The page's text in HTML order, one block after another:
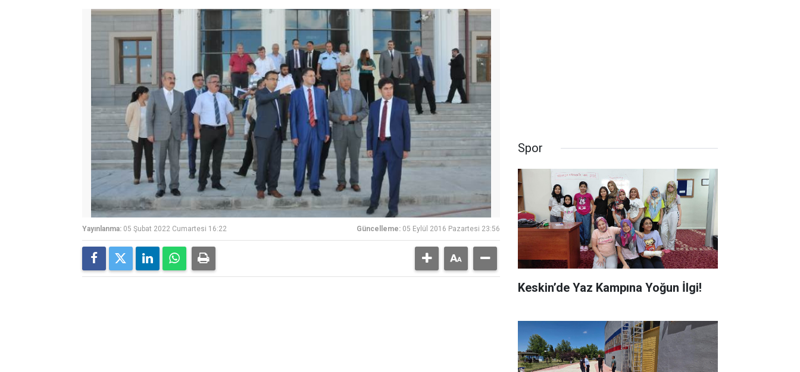
Yayınlanma: 05 Şubat 2022 Cumartesi 16:22 Güncelleme: 05 Eylül 2016 Pazartesi 23:56
Spor
Keskin’de Yaz Kampına Yoğun İlgi!